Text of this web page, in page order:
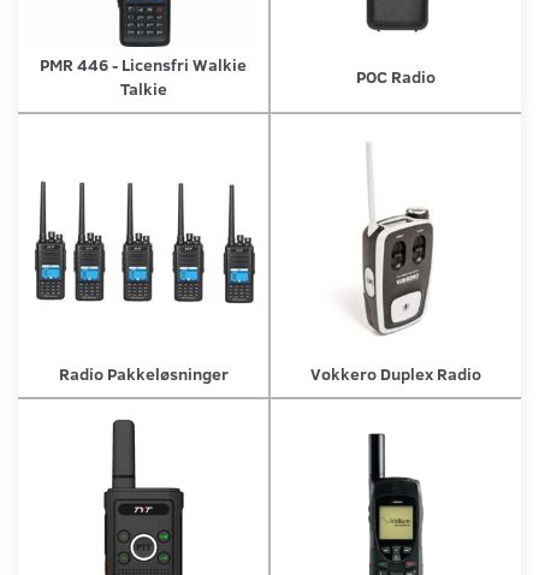
PMR 446 - Licensfri Walkie
Talkie
POC Radio
Radio Pakkeløsninger Vokkero Duplex Radio